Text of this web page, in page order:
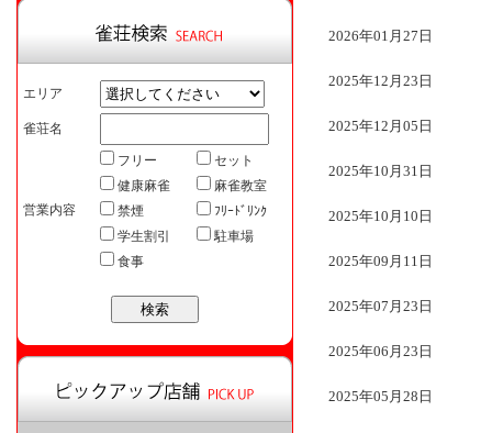
エリア
雀荘名
営業内容
フリー
セット
健康麻雀
麻雀教室
禁煙
ﾌﾘｰﾄﾞﾘﾝｸ
学生割引
駐車場
食事
2026年01月27日
2025年12月23日
2025年12月05日
2025年10月31日
2025年10月10日
2025年09月11日
2025年07月23日
2025年06月23日
2025年05月28日